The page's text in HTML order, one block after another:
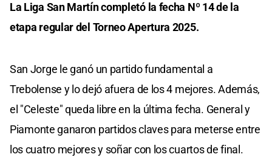
La Liga San Martín completó la fecha Nº 14 de la
etapa regular del Torneo Apertura 2025.
San Jorge le ganó un partido fundamental a
Trebolense y lo dejó afuera de los 4 mejores. Además,
el "Celeste" queda libre en la última fecha. General y
Piamonte ganaron partidos claves para meterse entre
los cuatro mejores y soñar con los cuartos de final.